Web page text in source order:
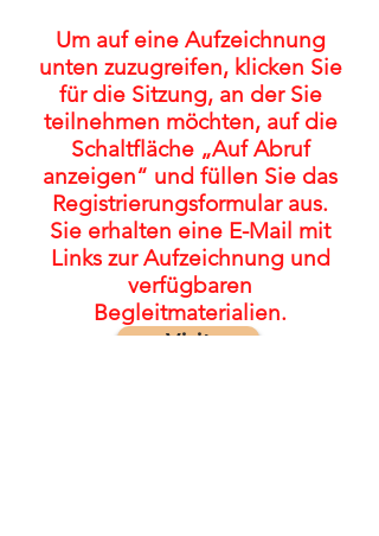
Um auf eine Aufzeichnung
unten zuzugreifen, klicken Sie
für die Sitzung, an der Sie
teilnehmen möchten, auf die
Schaltfläche „Auf Abruf
anzeigen“ und füllen Sie das
Registrierungsformular aus.
Sie erhalten eine E-Mail mit
Links zur Aufzeichnung und
verfügbaren
Begleitmaterialien.
Visit